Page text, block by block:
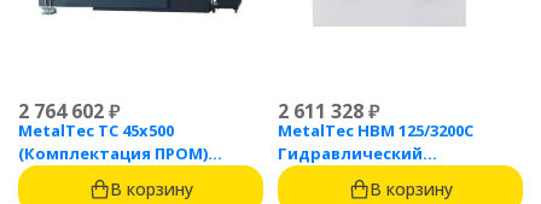
2 764 602₽
MetalTec ТС 45x500
(Комплектация ПРОМ)
токарный станок с ЧПУ с
наклонной станиной
В корзину
2 611 328₽
MetalTec HBM 125/3200C
Гидравлический
листогибочный пресс с
контроллером TP10S
В корзину